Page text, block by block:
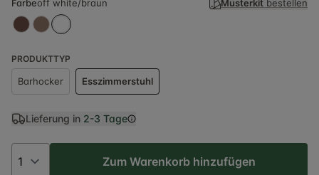
Farbeoff white/braun Musterkit bestellen
PRODUKTTYP
Barhocker Esszimmerstuhl
Lieferung in 2-3 Tage
Zum Warenkorb hinzufügen